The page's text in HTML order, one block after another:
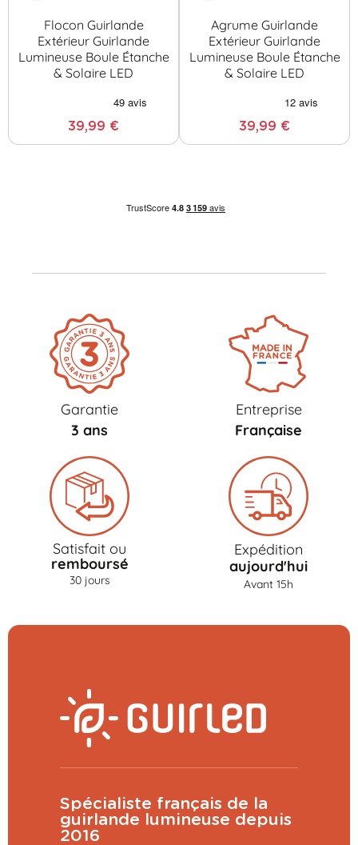
Flocon Guirlande
Extérieur Guirlande
Lumineuse Boule Étanche
& Solaire LED
39,99 €
Agrume Guirlande
Extérieur Guirlande
Lumineuse Boule Étanche
& Solaire LED
39,99 €
Garantie
3 ans
Entreprise
Française
Satisfait ou
remboursé
30 jours
Expédition
aujourd'hui
Avant 15h
Spécialiste français de la
guirlande lumineuse depuis
2016